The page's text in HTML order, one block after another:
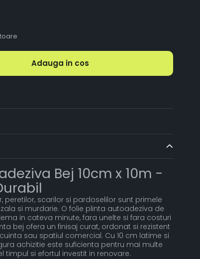
Adauga in cos
Bej 10cm x 10m -
peretilor, scarilor si pardoselilor sunt primele
si murdarie. O folie plinta autoadeziva de
in cateva minute, fara unelte si fara costuri
bej ofera un finisaj curat, ordonat si rezistent
sau spatiul comercial. Cu 10 cm latime si
achizitie este suficienta pentru mai multe
timpul si efortul investit in renovare.